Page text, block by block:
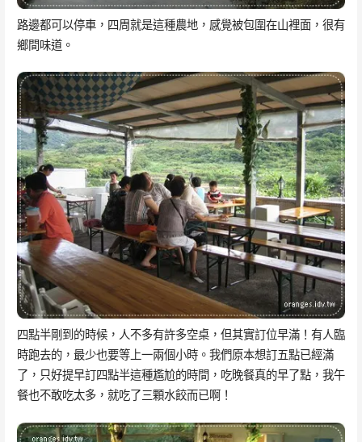
路邊都可以停車，四周就是這種農地，感覺被包圍在山裡面，很有
鄉間味道。
四點半剛到的時候，人不多有許多空桌，但其實訂位早滿！有人臨
時跑去的，最少也要等上一兩個小時。我們原本想訂五點已經滿
了，只好提早訂四點半這種尷尬的時間，吃晚餐真的早了點，我午
餐也不敢吃太多，就吃了三顆水餃而已啊！